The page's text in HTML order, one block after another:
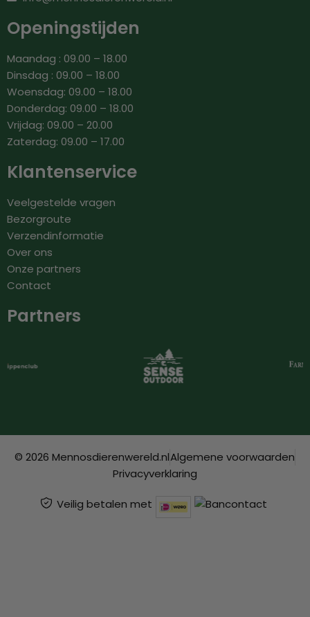
Openingstijden
Maandag : 09.00 – 18.00
Dinsdag : 09.00 – 18.00
Woensdag: 09.00 – 18.00
Donderdag: 09.00 – 18.00
Vrijdag: 09.00 – 20.00
Zaterdag: 09.00 – 17.00
Klantenservice
Veelgestelde vragen
Bezorgroute
Verzendinformatie
Over ons
Onze partners
Contact
Partners
© 2026 Mennosdierenwereld.nlAlgemene voorwaarden
Privacyverklaring
Veilig betalen met